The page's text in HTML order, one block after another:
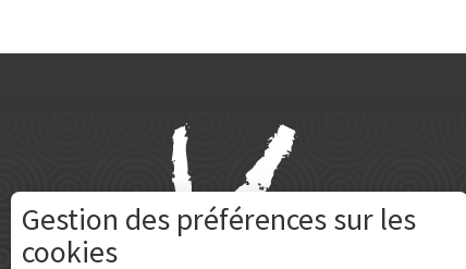
Gestion des préférences sur les
cookies